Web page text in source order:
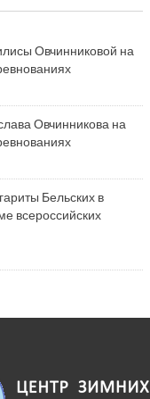
Овчинниковой на
Овчинникова на
Бельских в
всероссийских